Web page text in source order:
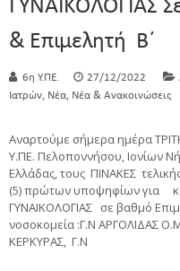
ΓΥΝΑΙΚΟΛΟΓΙΑΣ
& Επιμελητή Β΄
6η Υ.ΠΕ. 27/12/2022
Ιατρών, Νέα, Νέα & Ανακοινώσεις
Αναρτούμε σήμερα ημέρα
Υ.ΠΕ. Πελοποννήσου, Ιονίων
Ελλάδας, τους ΠΙΝΑΚEΣ
(5) πρώτων υποψηφίων για
ΓΥΝΑΙΚΟΛΟΓΙΑΣ σε βαθμό
νοσοκομεία :Γ.Ν ΑΡΓΟΛΙΔΑΣ
ΚΕΡΚΥΡΑΣ, Γ.Ν